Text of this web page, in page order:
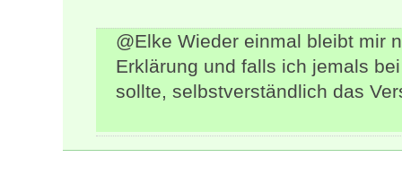
@Elke Wieder einmal bleibt mir
Erklärung und falls ich jemals
sollte, selbstverständlich das